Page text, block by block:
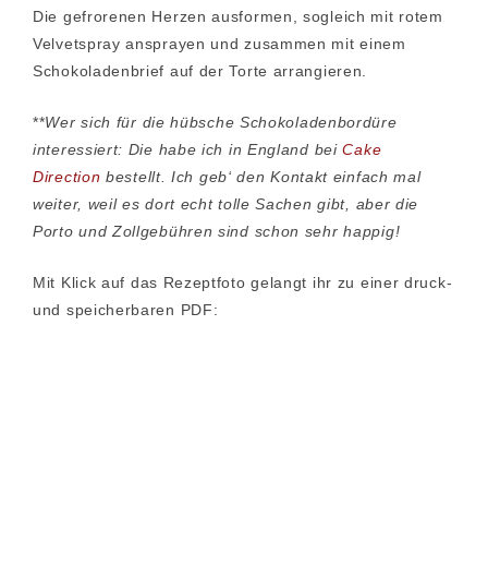
Die gefrorenen Herzen ausformen, sogleich mit rotem
Velvetspray ansprayen und zusammen mit einem
Schokoladenbrief auf der Torte arrangieren.
**Wer sich für die hübsche Schokoladenbordüre
interessiert: Die habe ich in England beiCake
Direction bestellt. Ich geb‘ den Kontakt einfach mal
weiter, weil es dort echt tolle Sachen gibt, aber die
Porto und Zollgebühren sind schon sehr happig!
Mit Klick auf das Rezeptfoto gelangt ihr zu einer druck-
und speicherbaren PDF: